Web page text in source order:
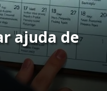
ajuda de